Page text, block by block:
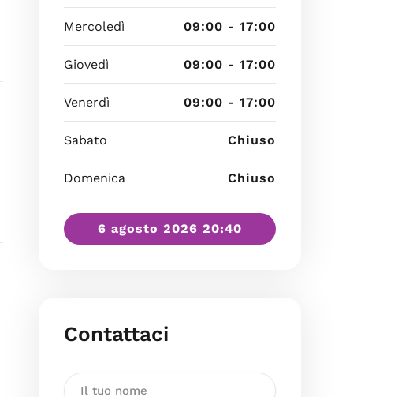
Mercoledì 09:00 - 17:00
Giovedì 09:00 - 17:00
Venerdì 09:00 - 17:00
Sabato Chiuso
Domenica Chiuso
6 agosto 2026 20:40
Contattaci